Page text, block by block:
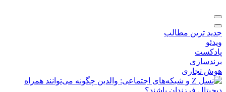
جدید ترین مطالب
ویدئو
پادکست
برندسازی
هوش تجاری